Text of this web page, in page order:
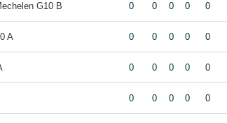
G10 B 0 0 0 0 0
A 0 0 0 0 0
0 0 0 0 0
0 0 0 0 0